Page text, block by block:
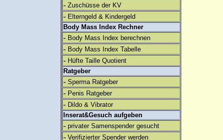
- Zuschüsse der KV
- Elterngeld & Kindergeld
Body Mass Index Rechner
- Body Mass Index berechnen
- Body Mass Index Tabelle
- Hüfte Taille Quotient
Ratgeber
- Sperma Ratgeber
- Penis Ratgeber
- Dildo & Vibrator
Inserat&Gesuch aufgeben
- privater Samenspender gesucht
- Verifizierter Spender werden